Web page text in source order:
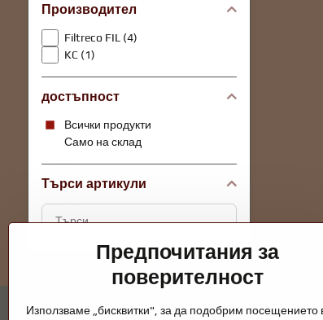
Производител
Filtreco FIL (4)
KC (1)
достъпност
Всички продукти
Само на склад
Търси артикули
Търсене
резултати
по
Предпочитания за
поверителност
Използваме „бисквитки", за да подобрим посещението